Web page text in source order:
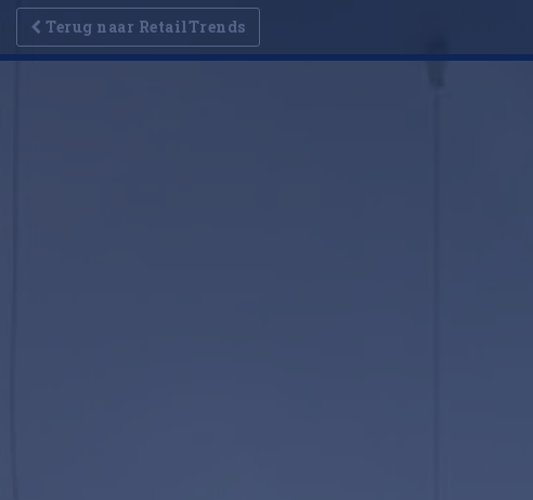
Terug naar RetailTrends